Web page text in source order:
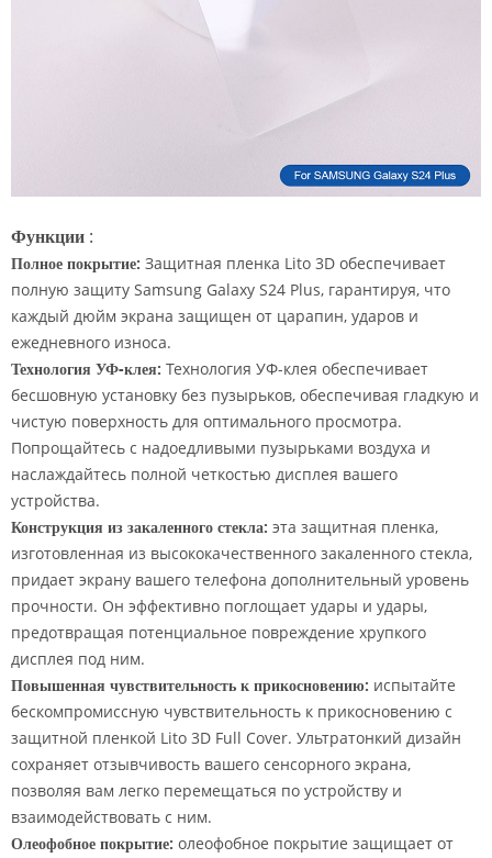
Функции :
Полное покрытие: Защитная пленка Lito 3D обеспечивает
полную защиту Samsung Galaxy S24 Plus, гарантируя, что
каждый дюйм экрана защищен от царапин, ударов и
ежедневного износа.
Технология УФ-клея: Технология УФ-клея обеспечивает
бесшовную установку без пузырьков, обеспечивая гладкую и
чистую поверхность для оптимального просмотра.
Попрощайтесь с надоедливыми пузырьками воздуха и
наслаждайтесь полной четкостью дисплея вашего
устройства.
Конструкция из закаленного стекла: эта защитная пленка,
изготовленная из высококачественного закаленного стекла,
придает экрану вашего телефона дополнительный уровень
прочности. Он эффективно поглощает удары и удары,
предотвращая потенциальное повреждение хрупкого
дисплея под ним.
Повышенная чувствительность к прикосновению: испытайте
бескомпромиссную чувствительность к прикосновению с
защитной пленкой Lito 3D Full Cover. Ультратонкий дизайн
сохраняет отзывчивость вашего сенсорного экрана,
позволяя вам легко перемещаться по устройству и
взаимодействовать с ним.
Олеофобное покрытие: олеофобное покрытие защищает от